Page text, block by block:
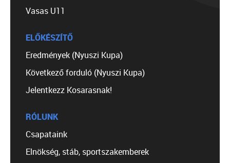
Vasas U11
ELŐKÉSZÍTŐ
Eredmények (Nyuszi Kupa)
Következő forduló (Nyuszi Kupa)
Jelentkezz Kosarasnak!
RÓLUNK
Csapataink
Elnökség, stáb, sportszakemberek